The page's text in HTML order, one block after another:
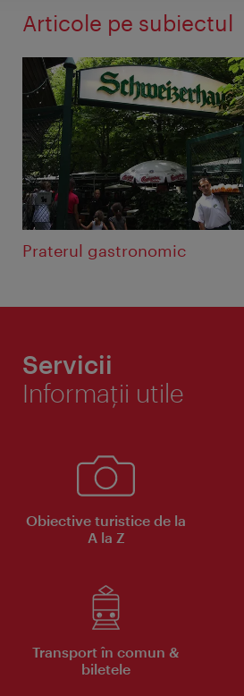
Articole pe subiectul
Praterul gastronomic
Servicii
Informaţii utile
Obiective turistice de la
A la Z
Transport în comun &
biletele